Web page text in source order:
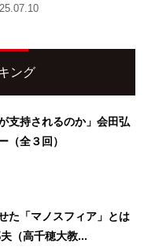
ング
支持されるのか」会田弘
（全３回）
た「マノスフィア」とは
（高千穂大教...